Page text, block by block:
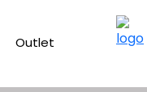
2500 TL üzeri
Outlet